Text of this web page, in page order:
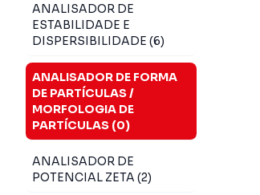
ANALISADOR DE
ESTABILIDADE E
DISPERSIBILIDADE (6)
ANALISADOR DE FORMA
DE PARTÍCULAS /
MORFOLOGIA DE
PARTÍCULAS (0)
ANALISADOR DE
POTENCIAL ZETA (2)